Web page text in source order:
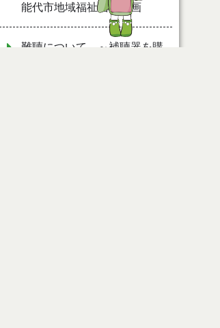
能代市地域福祉活動計画
難聴について ～補聴器を購